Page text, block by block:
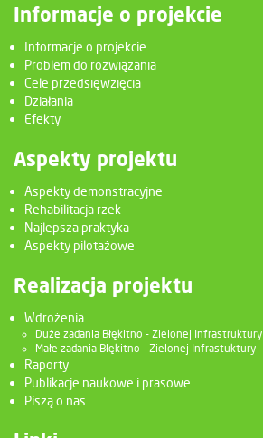
Informacje o projekcie
Informacje o projekcie
Problem do rozwiązania
Cele przedsięwzięcia
Działania
Efekty
Aspekty projektu
Aspekty demonstracyjne
Rehabilitacja rzek
Najlepsza praktyka
Aspekty pilotażowe
Realizacja projektu
Wdrożenia
Duże zadania Błękitno - Zielonej Infrastruktury
Małe zadania Błękitno - Zielonej Infrastuktury
Raporty
Publikacje naukowe i prasowe
Piszą o nas